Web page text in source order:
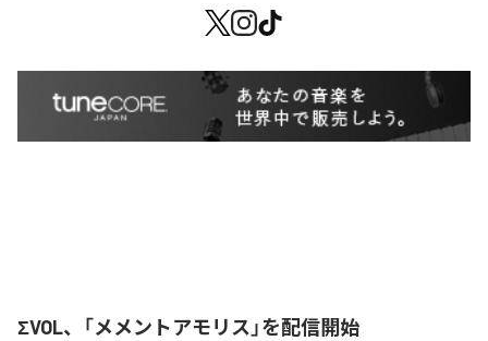
ΣVOL、「メメントアモリス」を配信開始